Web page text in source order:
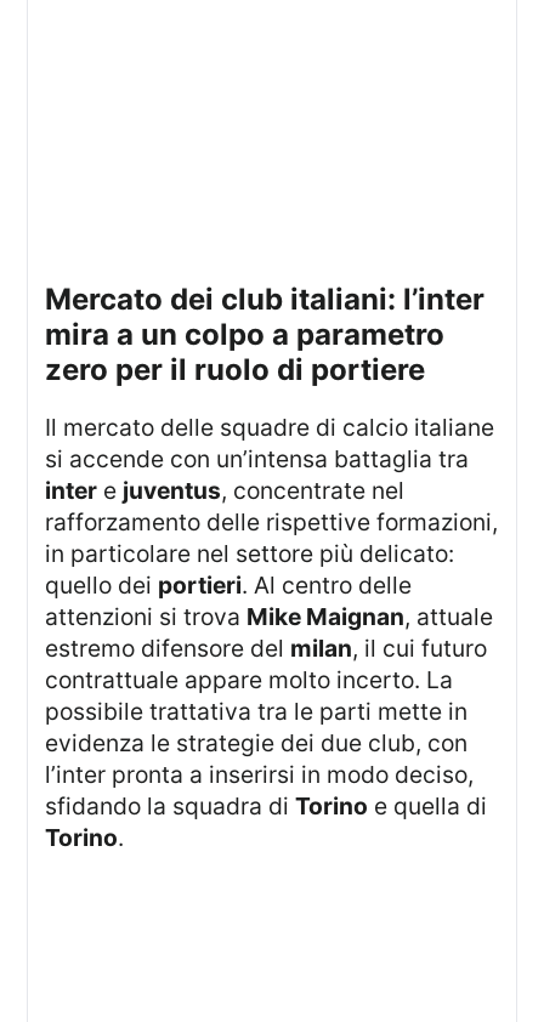
mercato dei club italiani: l’inter
mira a un colpo a parametro
zero per il ruolo di portiere
Il mercato delle squadre di calcio italiane
si accende con un’intensa battaglia tra
inter e juventus, concentrate nel
rafforzamento delle rispettive formazioni,
in particolare nel settore più delicato:
quello dei portieri. Al centro delle
attenzioni si trova Mike Maignan, attuale
estremo difensore del milan, il cui futuro
contrattuale appare molto incerto. La
possibile trattativa tra le parti mette in
evidenza le strategie dei due club, con
l’inter pronta a inserirsi in modo deciso,
sfidando la squadra diTorino e quella di
Torino.